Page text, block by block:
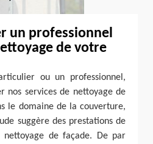
un professionnel
de votre
ou un professionnel,
nos services de nettoyage de
le domaine de la couverture,
suggère des prestations de
de façade. De par